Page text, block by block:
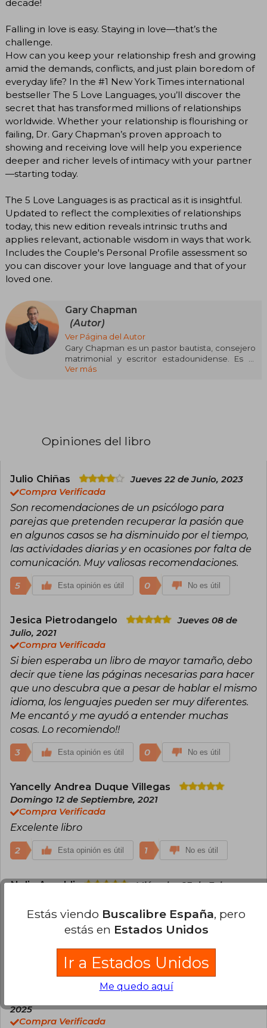
decade!
Falling in love is easy. Staying in love—that’s the
challenge.
How can you keep your relationship fresh and growing
amid the demands, conflicts, and just plain boredom of
everyday life? In the #1 New York Times international
bestseller The 5 Love Languages, you’ll discover the
secret that has transformed millions of relationships
worldwide. Whether your relationship is flourishing or
failing, Dr. Gary Chapman’s proven approach to
showing and receiving love will help you experience
deeper and richer levels of intimacy with your partner
—starting today.
The 5 Love Languages is as practical as it is insightful.
Updated to reflect the complexities of relationships
today, this new edition reveals intrinsic truths and
applies relevant, actionable wisdom in ways that work.
Includes the Couple's Personal Profile assessment so
you can discover your love language and that of your
loved one.
Gary Chapman
(Autor)
Ver Página del Autor
Gary Chapman es un pastor bautista, consejero
matrimonial y escritor estadounidense. Es el
director de Marriage and Family Life
Ver más
Opiniones del libro
Julio Chiñas
Jueves 22 de Junio, 2023
Compra Verificada
Son recomendaciones de un psicólogo para
parejas que pretenden recuperar la pasión que
en algunos casos se ha disminuido por el tiempo,
las actividades diarias y en ocasiones por falta de
comunicación. Muy valiosas recomendaciones.
5 Esta opinión es útil 0 No es útil
Jesica Pietrodangelo
Jueves 08 de
Julio, 2021
Compra Verificada
Si bien esperaba un libro de mayor tamaño, debo
decir que tiene las páginas necesarias para hacer
que uno descubra que a pesar de hablar el mismo
idioma, los lenguajes pueden ser muy diferentes.
Me encantó y me ayudó a entender muchas
cosas. Lo recomiendo!!
3 Esta opinión es útil 0 No es útil
Yancelly Andrea Duque Villegas
Domingo 12 de Septiembre, 2021
Compra Verificada
Excelente libro
2 Esta opinión es útil 1 No es útil
Nelia Ansaldi
Miércoles 23 de Febrero,
Compra Verificada
Invita a repensar acciones y dichos. Lo
Esta opinión es útil 0 No es útil
2025
Compra Verificada
Estás viendo Buscalibre España, pero
estás en Estados Unidos
Ir a Estados Unidos
Me quedo aquí